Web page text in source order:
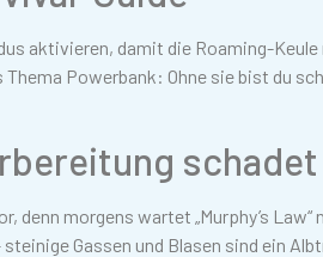
aktivieren, damit die Roaming-
Powerbank: Ohne sie bist du
denn morgens wartet „Murphy’s
Gassen und Blasen sind ein